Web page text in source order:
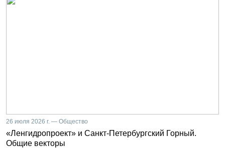
26 июля 2026 г. — Общество
«Ленгидропроект» и Санкт-Петербургский Горный.
Общие векторы